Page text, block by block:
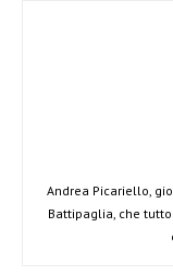
Andrea Picariello,
Battipaglia, che